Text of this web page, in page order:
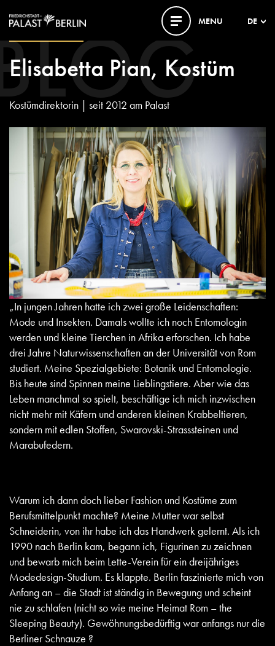
MENU DE
Elisabetta Pian, Kostüm
Kostümdirektorin | seit 2012 am Palast
„In jungen Jahren hatte ich zwei große Leidenschaften:
Mode und Insekten. Damals wollte ich noch Entomologin
werden und kleine Tierchen in Afrika erforschen. Ich habe
drei Jahre Naturwissenschaften an der Universität von Rom
studiert. Meine Spezialgebiete: Botanik und Entomologie.
Bis heute sind Spinnen meine Lieblingstiere. Aber wie das
Leben manchmal so spielt, beschäftige ich mich inzwischen
nicht mehr mit Käfern und anderen kleinen Krabbeltieren,
sondern mit edlen Stoffen, Swarovski-Strasssteinen und
Marabufedern.
Warum ich dann doch lieber Fashion und Kostüme zum
Berufsmittelpunkt machte? Meine Mutter war selbst
Schneiderin, von ihr habe ich das Handwerk gelernt. Als ich
1990 nach Berlin kam, begann ich, Figurinen zu zeichnen
und bewarb mich beim Lette-Verein für ein dreijähriges
Modedesign-Studium. Es klappte. Berlin faszinierte mich von
Anfang an – die Stadt ist ständig in Bewegung und scheint
nie zu schlafen (nicht so wie meine Heimat Rom – the
Sleeping Beauty). Gewöhnungsbedürftig war anfangs nur die
Berliner Schnauze ?